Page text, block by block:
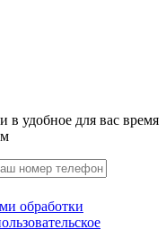
в удобное для вас время
обработки